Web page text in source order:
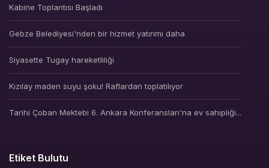
Kabine Toplantısı Başladı
Gebze Belediyesi'nden bir hizmet yatırımı daha
Siyasette Tugay hareketliliği
Kızılay maden suyu şoku! Raflardan toplatılıyor
Tarihi Çoban Mektebi 6. Ankara Konferansları'na ev sahipliği...
Etiket Bulutu